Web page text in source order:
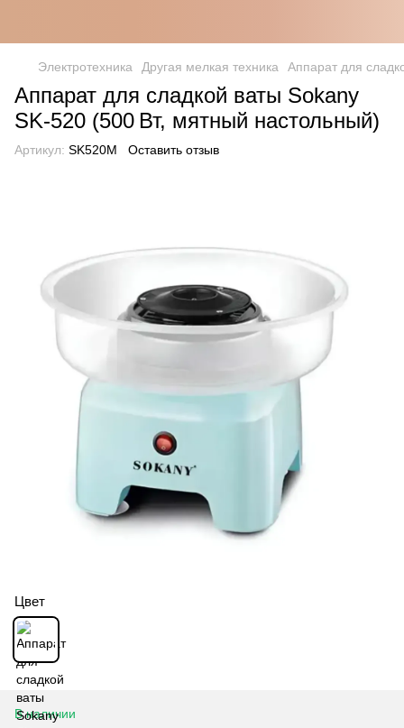
Электротехника Другая мелкая техника Аппарат для
Аппарат для сладкой ваты Sokany
SK‑520 (500 Вт, мятный настольный)
Артикул: SK520M Оставить отзыв
Цвет
В наличии